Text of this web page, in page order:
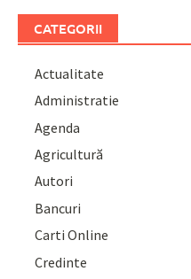
CATEGORII
Actualitate
Administratie
Agenda
Agricultură
Autori
Bancuri
Carti Online
Credinte